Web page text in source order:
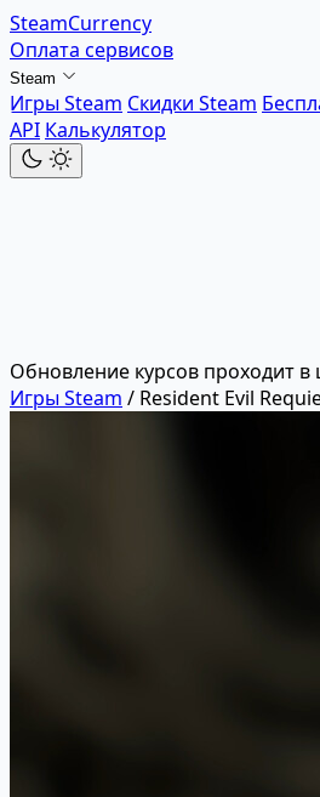
SteamCurrency
Оплата сервисов
Steam
Игры Steam Скидки Steam
API Калькулятор
Обновление курсов проходит
Игры Steam / Resident Evil